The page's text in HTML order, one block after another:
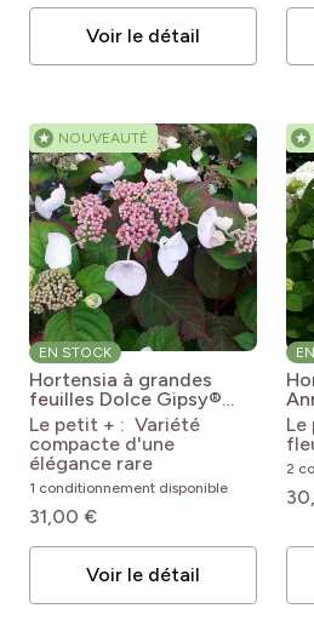
Voir le détail
★ NOUVEAUTÉ
EN STOCK
Hortensia à grandes
feuilles Dolce Gipsy®
Hydrangea macrophylla
Dolce Gipsy® (Dolgip)
Le petit + : Variété
compacte d'une
élégance rare
1 conditionnement disponible
31,00 €
Voir le détail
★
2